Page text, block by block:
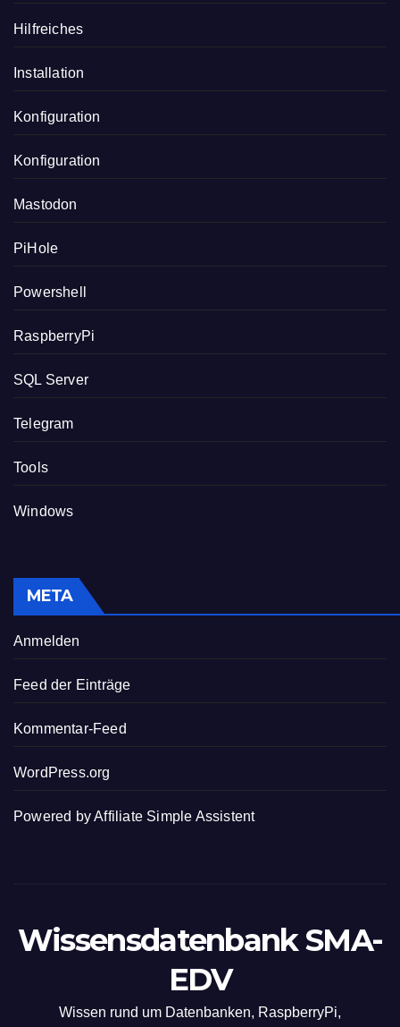
Hilfreiches
Installation
Konfiguration
Konfiguration
Mastodon
PiHole
Powershell
RaspberryPi
SQL Server
Telegram
Tools
Windows
META
Anmelden
Feed der Einträge
Kommentar-Feed
WordPress.org
Powered byAffiliate Simple Assistent
Wissensdatenbank SMA-
EDV
Wissen rund um Datenbanken, RaspberryPi,